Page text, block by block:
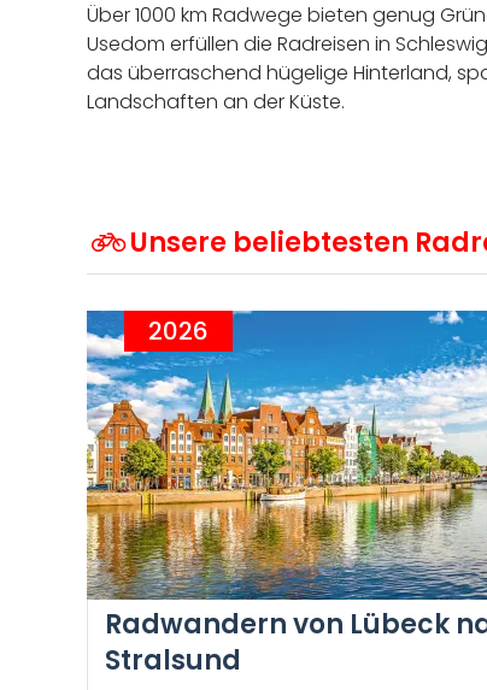
Über 1000 km Radwege bieten genug
Usedom erfüllen die Radreisen in
das überraschend hügelige Hinterland,
Landschaften an der Küste.
Unsere beliebtesten
2026
Radwandern von Lübeck
Stralsund